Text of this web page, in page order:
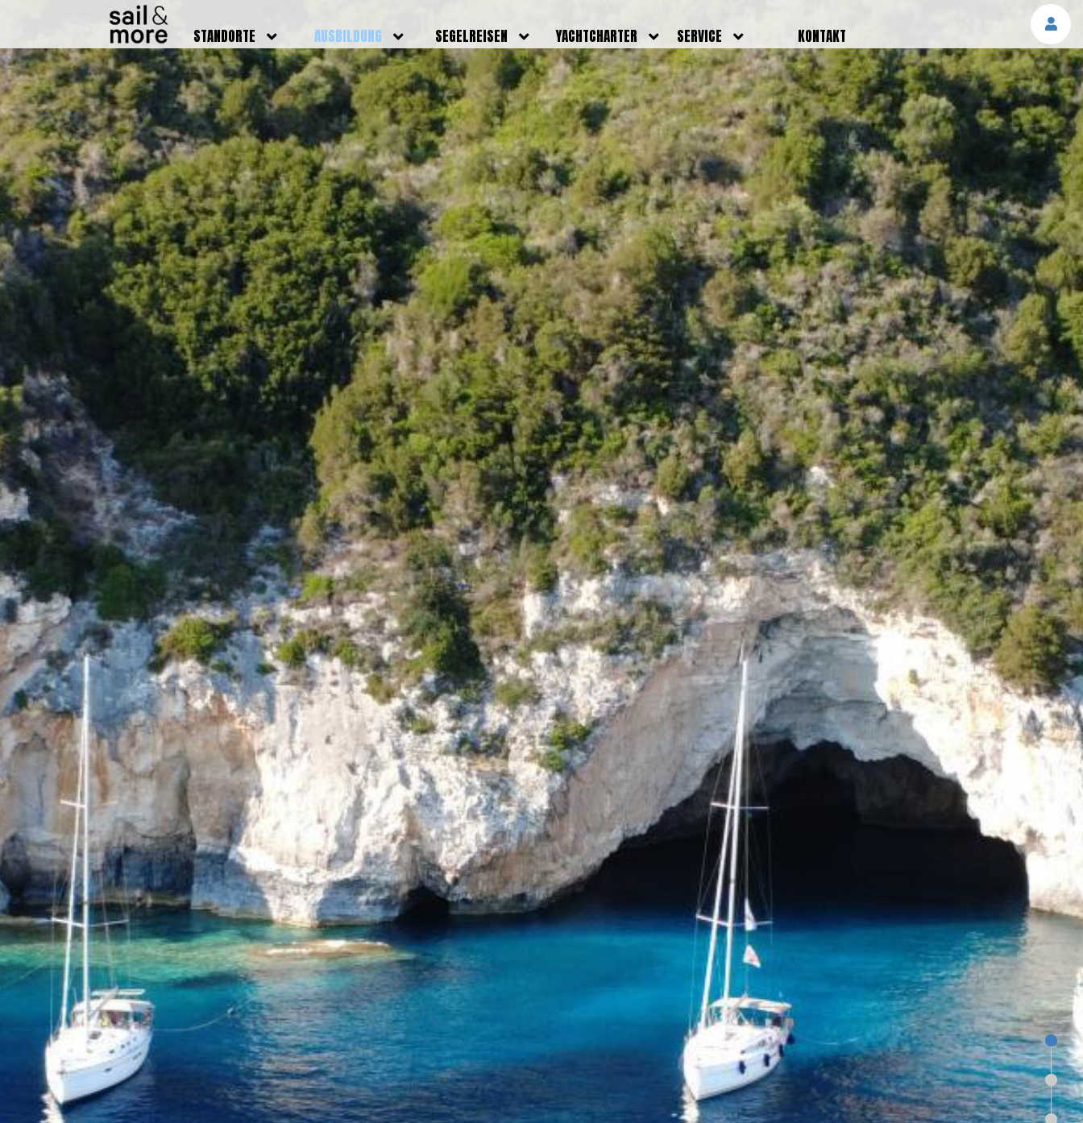
STANDORTE
DEUTSCHLAND
BADEN BADEN
BRUCHSAL
GRIESHEIM /
DARMSTADT
HAMBURG
HEIDELBERG
KARLSRUHE
KÖLN
PFORZHEIM
RHEINSTETTEN
SWR BADEN BADEN
STUTTGART
AUSBILDUNG
BOOTSFÜHRERSCHEINE
FUNKSCHEINE
SEENOTSIGNALMITTEL
WEITERBILDUNG
AUSBILDUNGSBOOTE
PREISE
KURSTERMINE
PRÜFUNGSTERMINE
ONLINEKURS
FAQ
SEGELREISEN
AKTUELLE REISEN
BILDER REISEN
SKIPPER
FAQ
YACHTCHARTER
EIGENE YACHTEN
BELEGUNGSPLAN EIGENE
YACHTEN
WELTWEITE
YACHTCHARTER
REVIERINFOS
FAQ
SERVICE
LEISTUNGEN
TEAM
VIDEOS
NEWSLETTER
BLOG
ERFOLGSMELDUNGEN
KONTAKT